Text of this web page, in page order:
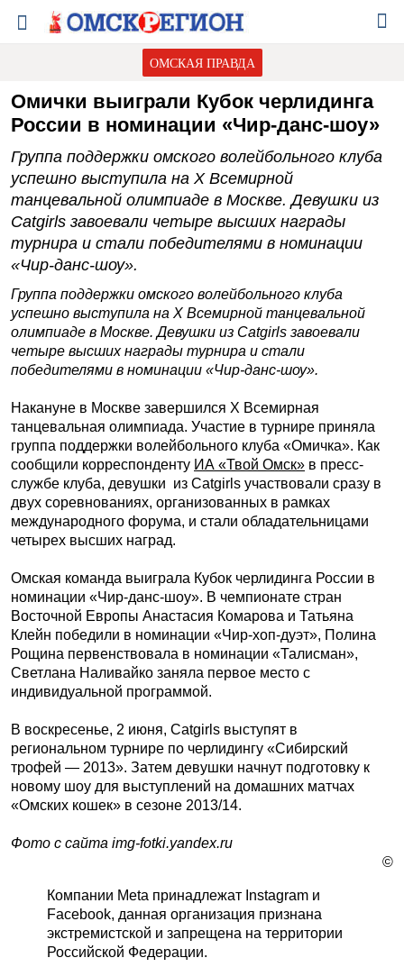
ОМСКАЯ ПРАВДА
Омички выиграли Кубок черлидинга
России в номинации «Чир-данс-шоу»
Группа поддержки омского волейбольного клуба
успешно выступила на X Всемирной
танцевальной олимпиаде в Москве. Девушки из
Catgirls завоевали четыре высших награды
турнира и стали победителями в номинации
«Чир-данс-шоу».
Группа поддержки омского волейбольного клуба
успешно выступила на X Всемирной танцевальной
олимпиаде в Москве. Девушки из Catgirls завоевали
четыре высших награды турнира и стали
победителями в номинации «Чир-данс-шоу».
Накануне в Москве завершился X Всемирная
танцевальная олимпиада. Участие в турнире приняла
группа поддержки волейбольного клуба «Омичка». Как
сообщили корреспонденту ИА «Твой Омск» в пресс-
службе клуба, девушки из Catgirls участвовали сразу в
двух соревнованиях, организованных в рамках
международного форума, и стали обладательницами
четырех высших наград.
Омская команда выиграла Кубок черлидинга России в
номинации «Чир-данс-шоу». В чемпионате стран
Восточной Европы Анастасия Комарова и Татьяна
Клейн победили в номинации «Чир-хоп-дуэт», Полина
Рощина первенствовала в номинации «Талисман»,
Светлана Наливайко заняла первое место с
индивидуальной программой.
В воскресенье, 2 июня, Catgirls выступят в
региональном турнире по черлидингу «Сибирский
трофей — 2013». Затем девушки начнут подготовку к
новому шоу для выступлений на домашних матчах
«Омских кошек» в сезоне 2013/14.
Фото с сайта img-fotki.yandex.ru
©
Компании Meta принадлежат Instagram и
Facebook, данная организация признана
экстремистской и запрещена на территории
Российской Федерации.